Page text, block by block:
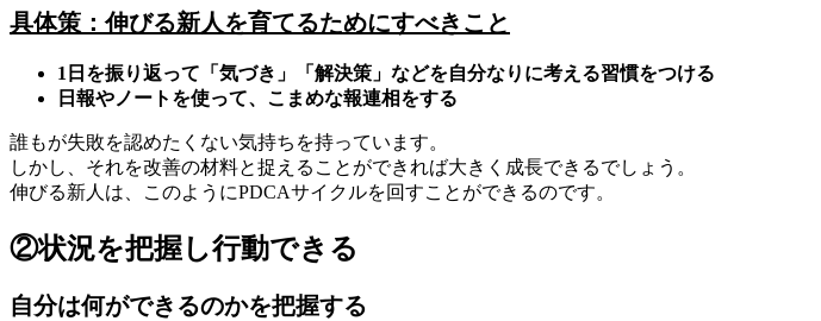
具体策：伸びる新人を育てるためにすべきこと
1日を振り返って「気づき」「解決策」などを自分なりに考える習慣をつける
日報やノートを使って、こまめな報連相をする
誰もが失敗を認めたくない気持ちを持っています。
しかし、それを改善の材料と捉えることができれば大きく成長できるでしょう。
伸びる新人は、このようにPDCAサイクルを回すことができるのです。
②状況を把握し行動できる
自分は何ができるのかを把握する